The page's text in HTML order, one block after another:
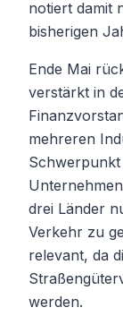
notiert damit
bisherigen
Ende Mai
verstärkt in
mehreren
Schwerpunkt
drei Länder
Verkehr zu
relevant, da
werden.